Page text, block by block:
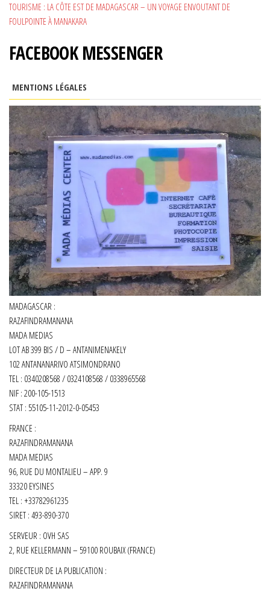
TOURISME : LA CÔTE EST DE MADAGASCAR – UN VOYAGE ENVOUTANT DE
FOULPOINTE À MANAKARA
FACEBOOK MESSENGER
MENTIONS LÉGALES
MADAGASCAR :
RAZAFINDRAMANANA
MADA MEDIAS
LOT AB 399 BIS / D – ANTANIMENAKELY
102 ANTANANARIVO ATSIMONDRANO
TEL : 0340208568 / 0324108568 / 0338965568
NIF : 200-105-1513
STAT : 55105-11-2012-0-05453
FRANCE :
RAZAFINDRAMANANA
MADA MEDIAS
96, RUE DU MONTALIEU – APP. 9
33320 EYSINES
TEL : +33782961235
SIRET : 493-890-370
SERVEUR : OVH SAS
2, RUE KELLERMANN – 59100 ROUBAIX (FRANCE)
DIRECTEUR DE LA PUBLICATION :
RAZAFINDRAMANANA